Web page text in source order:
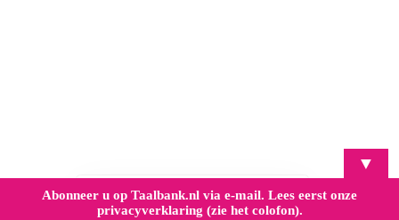
▼
Abonneer u op Taalbank.nl via e-mail. Lees eerst onze
privacyverklaring (zie het colofon).